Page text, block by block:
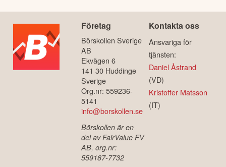
Företag
Börskollen Sverige
AB
Ekvägen 6
141 30 Huddinge
Sverige
Org.nr: 559236-
5141
info@borskollen.se
Börskollen är en
del av FairValue FV
AB, org.nr:
559187-7732
Kontakta oss
Ansvariga för
tjänsten:
Daniel Åstrand
(VD)
Kristoffer Matsson
(IT)